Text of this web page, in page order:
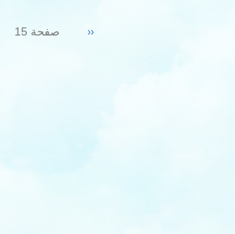
Previous
‹‹ صفحة 15